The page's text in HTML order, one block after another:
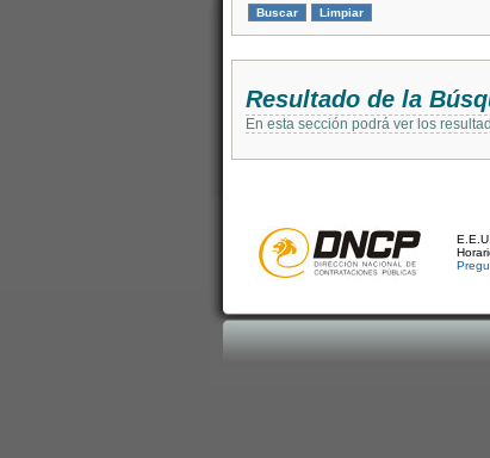
Resultado de la
En esta sección podrá ver los